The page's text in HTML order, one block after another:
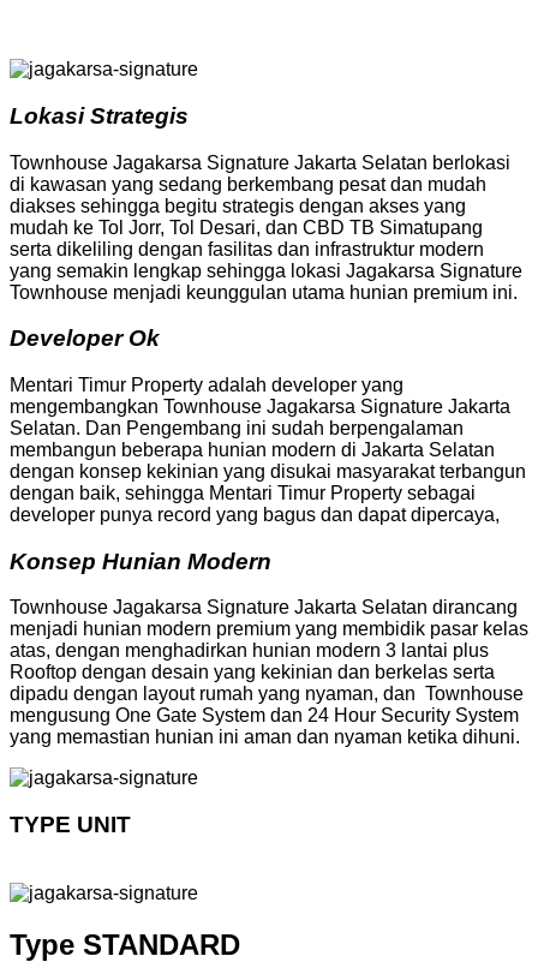
Lokasi Strategis
Townhouse Jagakarsa Signature Jakarta Selatan berlokasi
di kawasan yang sedang berkembang pesat dan mudah
diakses sehingga begitu strategis dengan akses yang
mudah ke Tol Jorr, Tol Desari, dan CBD TB Simatupang
serta dikeliling dengan fasilitas dan infrastruktur modern
yang semakin lengkap sehingga lokasi Jagakarsa Signature
Townhouse menjadi keunggulan utama hunian premium ini.
Developer Ok
Mentari Timur Property adalah developer yang
mengembangkan Townhouse Jagakarsa Signature Jakarta
Selatan. Dan Pengembang ini sudah berpengalaman
membangun beberapa hunian modern di Jakarta Selatan
dengan konsep kekinian yang disukai masyarakat terbangun
dengan baik, sehingga Mentari Timur Property sebagai
developer punya record yang bagus dan dapat dipercaya,
Konsep Hunian Modern
Townhouse Jagakarsa Signature Jakarta Selatan dirancang
menjadi hunian modern premium yang membidik pasar kelas
atas, dengan menghadirkan hunian modern 3 lantai plus
Rooftop dengan desain yang kekinian dan berkelas serta
dipadu dengan layout rumah yang nyaman, dan Townhouse
mengusung One Gate System dan 24 Hour Security System
yang memastian hunian ini aman dan nyaman ketika dihuni.
TYPE UNIT
Type STANDARD